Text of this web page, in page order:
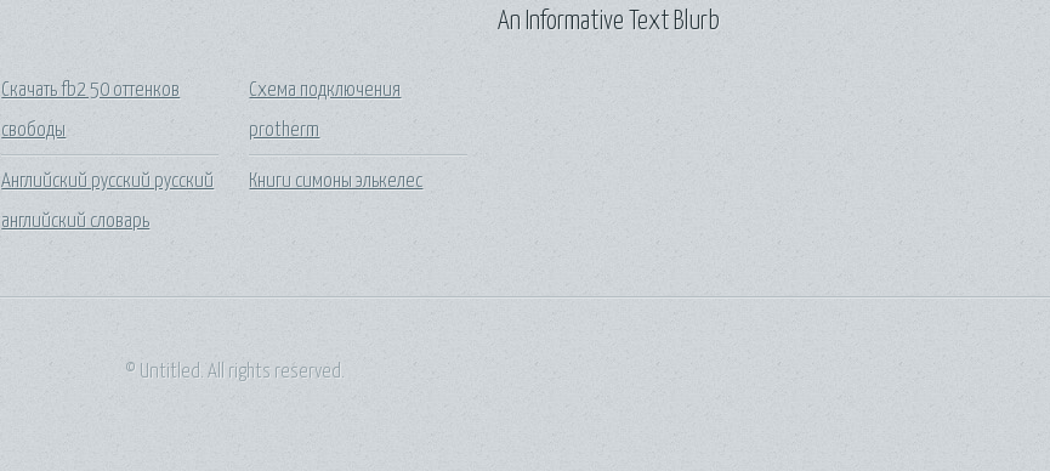
Скачать fb2 50 оттенков
свободы
Английский русский русский
английский словарь
Схема подключения
protherm
Книги симоны элькелес
An Informative Text Blurb
© Untitled. All rights reserved.